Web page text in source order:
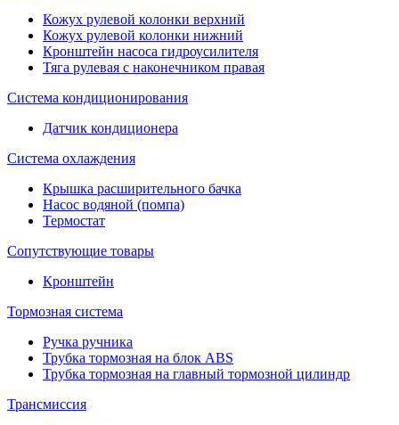
Кожух рулевой колонки верхний
Кожух рулевой колонки нижний
Кронштейн насоса гидроусилителя
Тяга рулевая с наконечником правая
Система кондиционирования
Датчик кондиционера
Система охлаждения
Крышка расширительного бачка
Насос водяной (помпа)
Термостат
Сопутствующие товары
Кронштейн
Тормозная система
Ручка ручника
Трубка тормозная на блок ABS
Трубка тормозная на главный тормозной цилиндр
Трансмиссия